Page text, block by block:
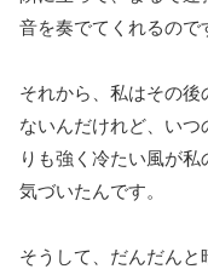
音を奏でてくれるので
それから、私はその
ないんだけれど、いつ
りも強く冷たい風が
気づいたんです。
そうして、だんだん